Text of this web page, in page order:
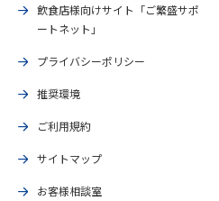
飲食店様向けサイト「ご繁盛サポ
ートネット」
プライバシーポリシー
推奨環境
ご利用規約
サイトマップ
お客様相談室